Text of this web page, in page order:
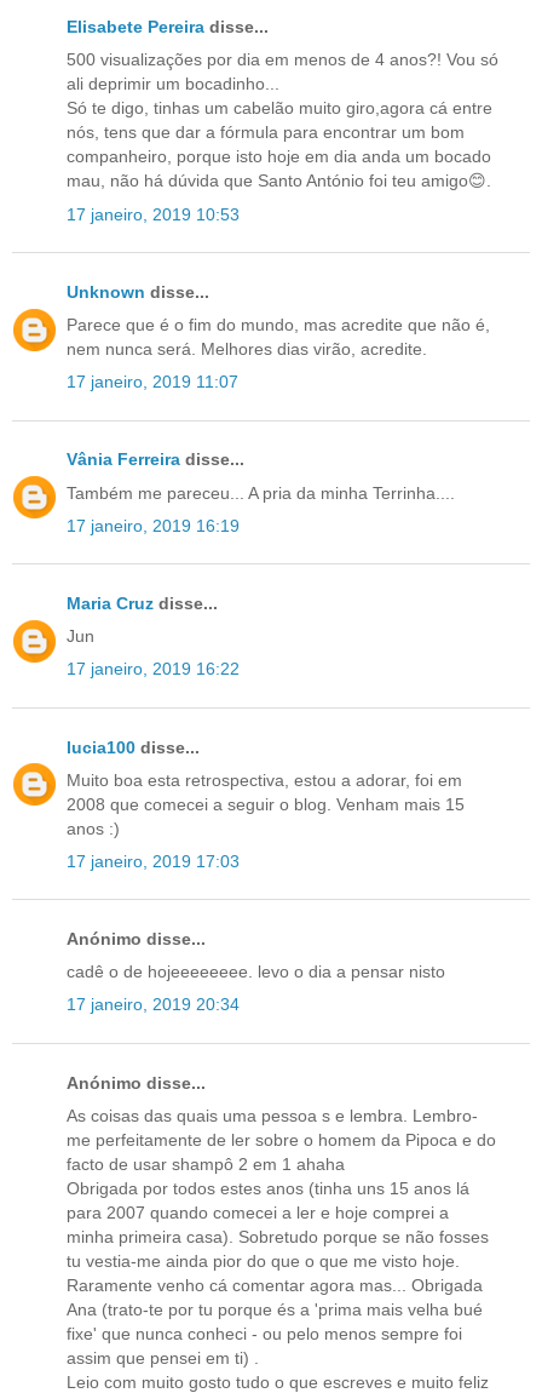
Elisabete Pereira disse...
500 visualizações por dia em menos de 4 anos?! Vou só
ali deprimir um bocadinho...
Só te digo, tinhas um cabelão muito giro,agora cá entre
nós, tens que dar a fórmula para encontrar um bom
companheiro, porque isto hoje em dia anda um bocado
mau, não há dúvida que Santo António foi teu amigo😊.
17 janeiro, 2019 10:53
Unknown disse...
Parece que é o fim do mundo, mas acredite que não é,
nem nunca será. Melhores dias virão, acredite.
17 janeiro, 2019 11:07
Vânia Ferreira disse...
Também me pareceu... A pria da minha Terrinha....
17 janeiro, 2019 16:19
Maria Cruz disse...
Jun
17 janeiro, 2019 16:22
lucia100 disse...
Muito boa esta retrospectiva, estou a adorar, foi em
2008 que comecei a seguir o blog. Venham mais 15
anos :)
17 janeiro, 2019 17:03
Anónimo disse...
cadê o de hojeeeeeeee. levo o dia a pensar nisto
17 janeiro, 2019 20:34
Anónimo disse...
As coisas das quais uma pessoa s e lembra. Lembro-
me perfeitamente de ler sobre o homem da Pipoca e do
facto de usar shampô 2 em 1 ahaha
Obrigada por todos estes anos (tinha uns 15 anos lá
para 2007 quando comecei a ler e hoje comprei a
minha primeira casa). Sobretudo porque se não fosses
tu vestia-me ainda pior do que o que me visto hoje.
Raramente venho cá comentar agora mas... Obrigada
Ana (trato-te por tu porque és a 'prima mais velha bué
fixe' que nunca conheci - ou pelo menos sempre foi
assim que pensei em ti) .
Leio com muito gosto tudo o que escreves e muito feliz